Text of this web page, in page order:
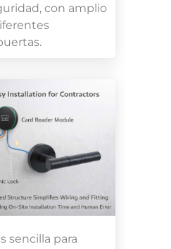
con amplio
sencilla para